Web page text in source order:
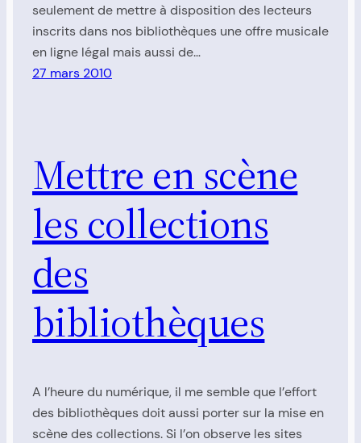
seulement de mettre à disposition des lecteurs
inscrits dans nos bibliothèques une offre musicale
en ligne légal mais aussi de…
27 mars 2010
Mettre en scène
les collections
des
bibliothèques
A l’heure du numérique, il me semble que l’effort
des bibliothèques doit aussi porter sur la mise en
scène des collections. Si l’on observe les sites